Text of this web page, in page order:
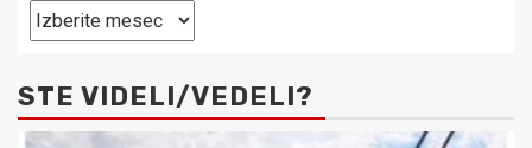
Pretekle
objave
STE VIDELI/VEDELI?